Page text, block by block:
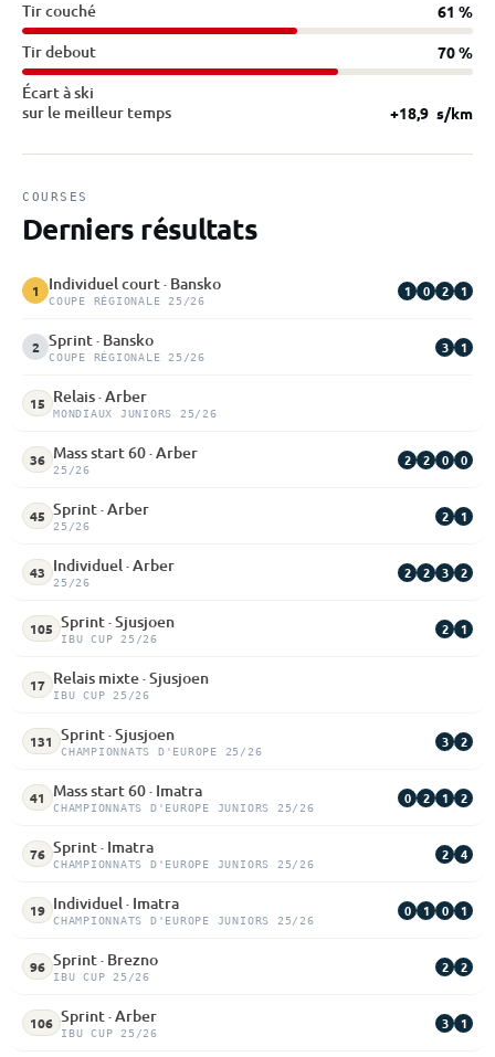
Tir couché 61 %
Tir debout 70 %
Écart à ski
sur le meilleur temps
+18,9 s/km
COURSES
Derniers résultats
1 Individuel court · Bansko
COUPE RÉGIONALE 25/26
1 0 2 1
2 Sprint · Bansko
COUPE RÉGIONALE 25/26
3 1
15 Relais · Arber
MONDIAUX JUNIORS 25/26
36 Mass start 60 · Arber
25/26
2 2 0 0
45 Sprint · Arber
25/26
2 1
43 Individuel · Arber
25/26
2 2 3 2
105 Sprint · Sjusjoen
IBU CUP 25/26
2 1
17 Relais mixte · Sjusjoen
IBU CUP 25/26
131 Sprint · Sjusjoen
CHAMPIONNATS D'EUROPE 25/26
3 2
41 Mass start 60 · Imatra
CHAMPIONNATS D'EUROPE JUNIORS 25/26
0 2 1 2
76 Sprint · Imatra
CHAMPIONNATS D'EUROPE JUNIORS 25/26
2 4
19 Individuel · Imatra
CHAMPIONNATS D'EUROPE JUNIORS 25/26
0 1 0 1
96 Sprint · Brezno
IBU CUP 25/26
2 2
106 Sprint · Arber
IBU CUP 25/26
3 1